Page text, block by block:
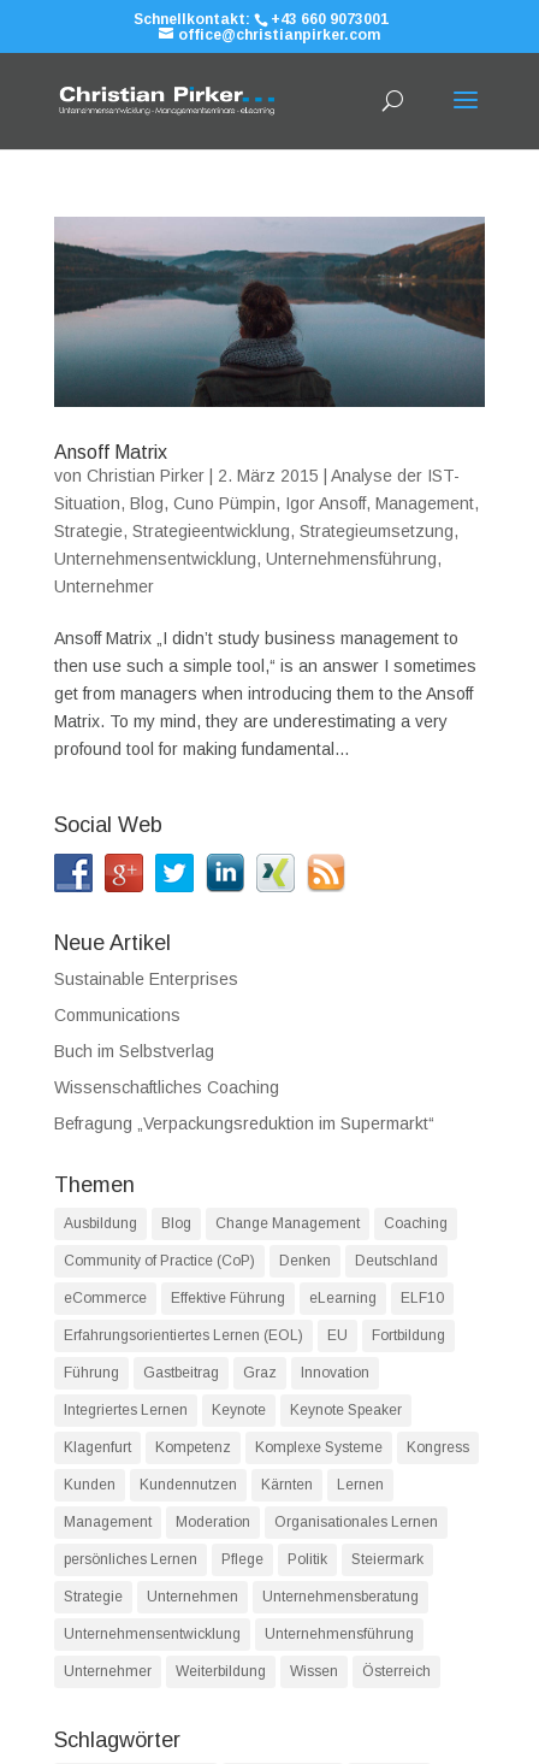
Schnellkontakt:
+43 660 9073001
office@christianpirker.com
Ansoff Matrix
von Christian Pirker| 2. März 2015
Analyse der IST-
Situation, Blog, Cuno Pümpin, Igor Ansoff, Management,
Strategie, Strategieentwicklung, Strategieumsetzung,
Unternehmensentwicklung, Unternehmensführung,
Unternehmer
Ansoff Matrix „I didn’t study business management to
then use such a simple tool,“ is an answer I sometimes
get from managers when introducing them to the Ansoff
Matrix. To my mind, they are underestimating a very
profound tool for making fundamental...
Social Web
Neue Artikel
Sustainable Enterprises
Communications
Buch im Selbstverlag
Wissenschaftliches Coaching
Befragung „Verpackungsreduktion im Supermarkt“
Themen
Ausbildung Blog Change Management Coaching
Community of Practice (CoP) Denken Deutschland
eCommerce Effektive Führung eLearning ELF10
Erfahrungsorientiertes Lernen (EOL) EU Fortbildung
Führung Gastbeitrag Graz Innovation
Integriertes Lernen Keynote Keynote Speaker
Klagenfurt Kompetenz Komplexe Systeme Kongress
Kunden Kundennutzen Kärnten Lernen
Management Moderation Organisationales Lernen
persönliches Lernen Pflege Politik Steiermark
Strategie Unternehmen Unternehmensberatung
Unternehmensentwicklung Unternehmensführung
Unternehmer Weiterbildung Wissen Österreich
Schlagwörter